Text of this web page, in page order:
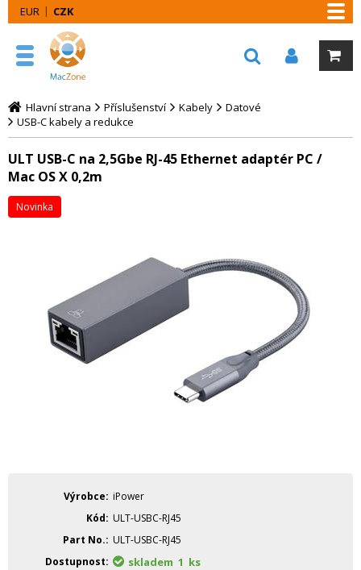
EUR CZK
Hlavní strana Příslušenství Kabely
Datové
USB-C kabely a redukce
ULT USB-C na 2,5Gbe RJ-45 Ethernet adaptér PC /
Mac OS X 0,2m
Novinka
Výrobce
iPower
Kód
ULT-USBC-RJ45
Part No.
ULT-USBC-RJ45
Dostupnost
skladem 1 ks